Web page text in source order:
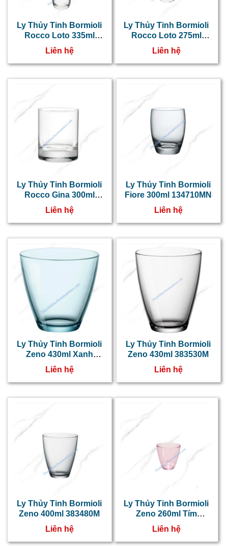
Ly Thủy Tinh Bormioli
Rocco Loto 335ml
340740
Liên hệ
Ly Thủy Tinh Bormioli
Rocco Loto 275ml
340650
Liên hệ
Ly Thủy Tinh Bormioli
Rocco Gina 300ml
510970B
Liên hệ
Ly Thủy Tinh Bormioli
Fiore 300ml 134710MN
Liên hệ
Ly Thủy Tinh Bormioli
Zeno 430ml Xanh
Dương 383550M
Liên hệ
Ly Thủy Tinh Bormioli
Zeno 430ml 383530M
Liên hệ
Ly Thủy Tinh Bormioli
Zeno 400ml 383480M
Liên hệ
Ly Thủy Tinh Bormioli
Zeno 260ml Tím
383430M
Liên hệ